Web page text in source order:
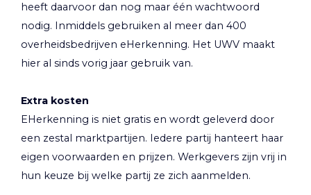
heeft daarvoor dan nog maar één wachtwoord
nodig. Inmiddels gebruiken al meer dan 400
overheidsbedrijven eHerkenning. Het UWV maakt
hier al sinds vorig jaar gebruik van.
Extra kosten
EHerkenning is niet gratis en wordt geleverd door
een zestal marktpartijen. Iedere partij hanteert haar
eigen voorwaarden en prijzen. Werkgevers zijn vrij in
hun keuze bij welke partij ze zich aanmelden.